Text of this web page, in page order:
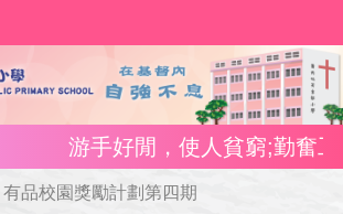
游手好閒，使人貧窮;勤奮工作，使
有品校園獎勵計劃第四期